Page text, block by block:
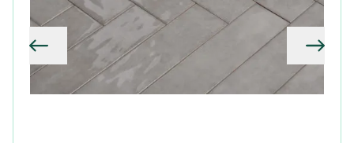
Vorige